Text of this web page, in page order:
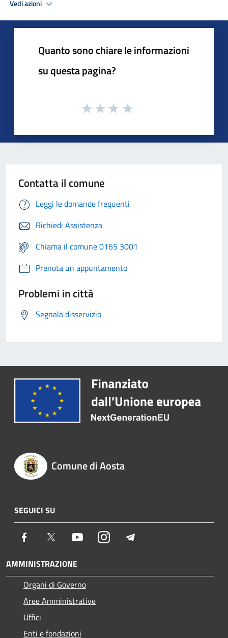
Vedi azioni
Quanto sono chiare le informazioni
su questa pagina?
Contatta il comune
Leggi le domande frequenti
Richiedi Assistenza
Chiama il comune 0165 3001
Prenota un appuntamento
Problemi in città
Segnala disservizio
Comune di Aosta
SEGUICI SU
Facebook Twitter YoutubeInstagram
AMMINISTRAZIONE
Organi di Governo
Aree Amministrative
Uffici
Enti e fondazioni